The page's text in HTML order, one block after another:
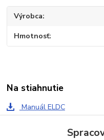
Výrobca
Hmotnosť
Na stiahnutie
Manuál ELDC